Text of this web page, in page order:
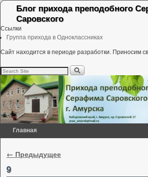
Блог прихода преподобного
Саровского
Ссылки
Группа прихода в Одноклассниках
Сайт находится в периоде разработки. Приносим
Главная
Навигация по изображениям
← Предыдущее
9